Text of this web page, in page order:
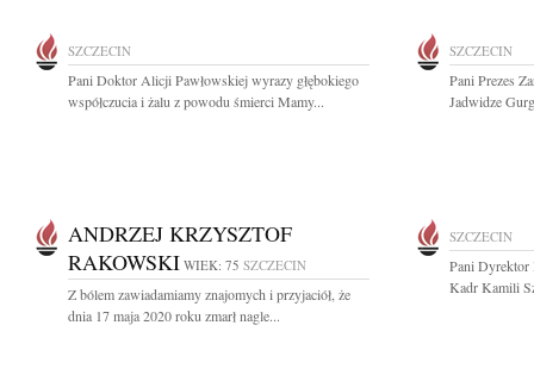
SZCZECIN
Pani Doktor Alicji Pawłowskiej wyrazy głębokiego
współczucia i żalu z powodu śmierci Mamy...
SZCZECIN
Pani Prezes
Jadwidze
ANDRZEJ KRZYSZTOF
RAKOWSKI WIEK: 75 SZCZECIN
Z bólem zawiadamiamy znajomych i przyjaciół, że
dnia 17 maja 2020 roku zmarł nagle...
SZCZECIN
Pani Dyrektor
Kadr Kamili